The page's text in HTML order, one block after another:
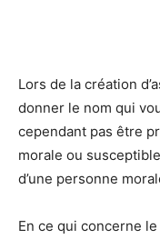
Lors de la création
donner le nom qui
cependant pas être
morale ou
d’une personne
En ce qui concerne